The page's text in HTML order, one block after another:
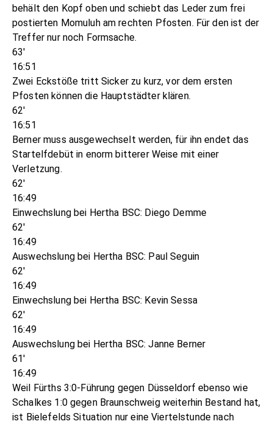
behält den Kopf oben und schiebt das Leder zum frei
postierten Momuluh am rechten Pfosten. Für den ist der
Treffer nur noch Formsache.
63'
16:51
Zwei Eckstöße tritt Sicker zu kurz, vor dem ersten
Pfosten können die Hauptstädter klären.
62'
16:51
Berner muss ausgewechselt werden, für ihn endet das
Startelfdebüt in enorm bitterer Weise mit einer
Verletzung.
62'
16:49
Einwechslung bei Hertha BSC: Diego Demme
62'
16:49
Auswechslung bei Hertha BSC: Paul Seguin
62'
16:49
Einwechslung bei Hertha BSC: Kevin Sessa
62'
16:49
Auswechslung bei Hertha BSC: Janne Berner
61'
16:49
Weil Fürths 3:0-Führung gegen Düsseldorf ebenso wie
Schalkes 1:0 gegen Braunschweig weiterhin Bestand hat,
ist Bielefelds Situation nur eine Viertelstunde nach